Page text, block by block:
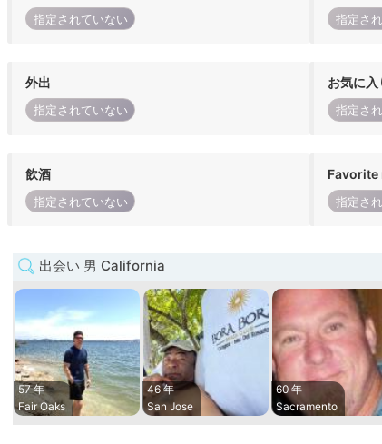
指定されていない 指定さ
外出
指定されていない
お気に入
指定さ
飲酒
指定されていない
Favorite
指定さ
出会い 男 California
57 年
Fair Oaks
46 年
San Jose
60 年
Sacramento